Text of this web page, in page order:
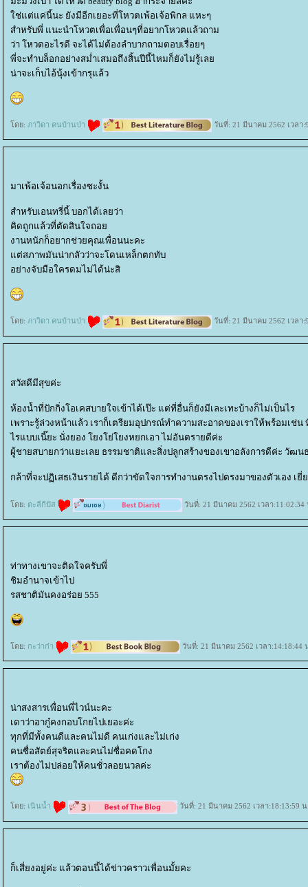
ช่แต่แค่นี้นะ ยังมีอีกเยอะที่โหวตเพ้อเจ้อพิกล แหะๆ
สำหรับพี่ แนะนำโหวตเพื่อเพื่อนๆที่อยากโหวตแล้วถาม
ว่า โหวตอะไรดี จะได้ไม่ต้องลำบากถามตอบเรื่อยๆ
พี่จะทำบล็อกอย่างสม่ำเสมอถึงสิ้นปีนี้ไหมก็ยังไม่รู้เล
น่าจะเก็บไอ้นุ้งเข้ากรุแล้ว
ดย: ภาวิดา คนบ้านป่า วันที่: 21 มีนาคม 2562 เวลา
มาเพ้อเจ้อนอกเรื่องซะงั้น
สำหรับเอนทรี่นี้ บอกได้เลยว่า
คิดถูกแล้วที่ตัดสินใจถอ
งานหนักก็อยากช่วยคุณเพื่อนนะคะ
ต่สภาพมันน่ากลัวว่าจะโดนเหล็กตกทับ
อย่างจับมือใครดมไม่ได้น่ะสิ
ดย: ภาวิดา คนบ้านป่า วันที่: 21 มีนาคม 2562 เวลา
สวัสดีมีสุขค่ะ
ห้องน้ำที่ปักกิ่งโอเคสบายใจเข้าได้เป๊ะ แต่ที่อื่นก็ยังมีเละเทะบ้างก็ไม่เป็นไร
เพราะรู้ล่วงหน้าแล้ว เราก็เตรียมอุปกรณ์ทำความสะอาดของเราให้พร้อมเช่น
ไรแบบเนี๊ยะ นั่งยอง โยงโย่โยงหยกเอา ไม่อันตรายดีค่ะ
ผู้ชายสบายกว่าแยะเลย ธรรมชาติและสิ่งปลูกสร้างของเขาอลังการดีค่ะ วัฒ
กล้าที่จะปฏิเสธเงินรายได้ ดีกว่าขัดใจการทำงานตรงไปตรงมาของตัวเอง เยี่
ดย: ตะลีกีปัส วันที่: 21 มีนาคม 2562 เวลา:11:02:34
ท่าทางเขาจะติดใจครับพี่
ชิมอำนาจเข้าไป
รสชาติมันคงอร่อย 555
ดย: กะว่าก๋า วันที่: 21 มีนาคม 2562 เวลา:14:18:44
น่าสงสารเพื่อนพี่ไวน์นะคะ
เดาว่าอากู๋คงกอบโกยไปเยอะค่ะ
ทุกที่มีทั้งคนดีและคนไม่ดี คนเก่งและไม่เก่ง
คนซื่อสัตย์สุจริตและคนไม่ซื่อคดโกง
เราต้องไม่ปล่อยให้คนชั่วลอยนวลค่ะ
ดย: เนินน้ำ วันที่: 21 มีนาคม 2562 เวลา:18:13:59
ก็เสี่ยงอยู่ค่ะ แล้วตอนนี้ได้ข่าวคราวเพื่อนมั้ยคะ